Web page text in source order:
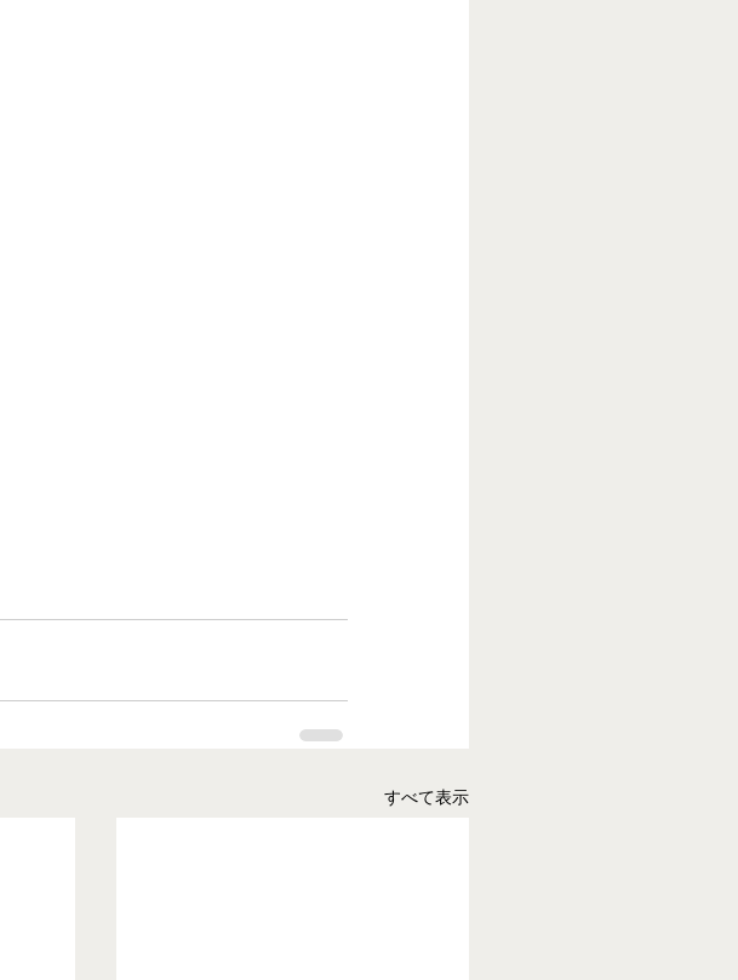
すべて表示